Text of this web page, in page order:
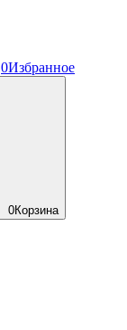
0Избранное
0Корзина